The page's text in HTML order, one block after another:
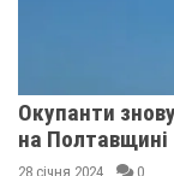
Окупанти
на Полтавщині
28 січня 2024 0